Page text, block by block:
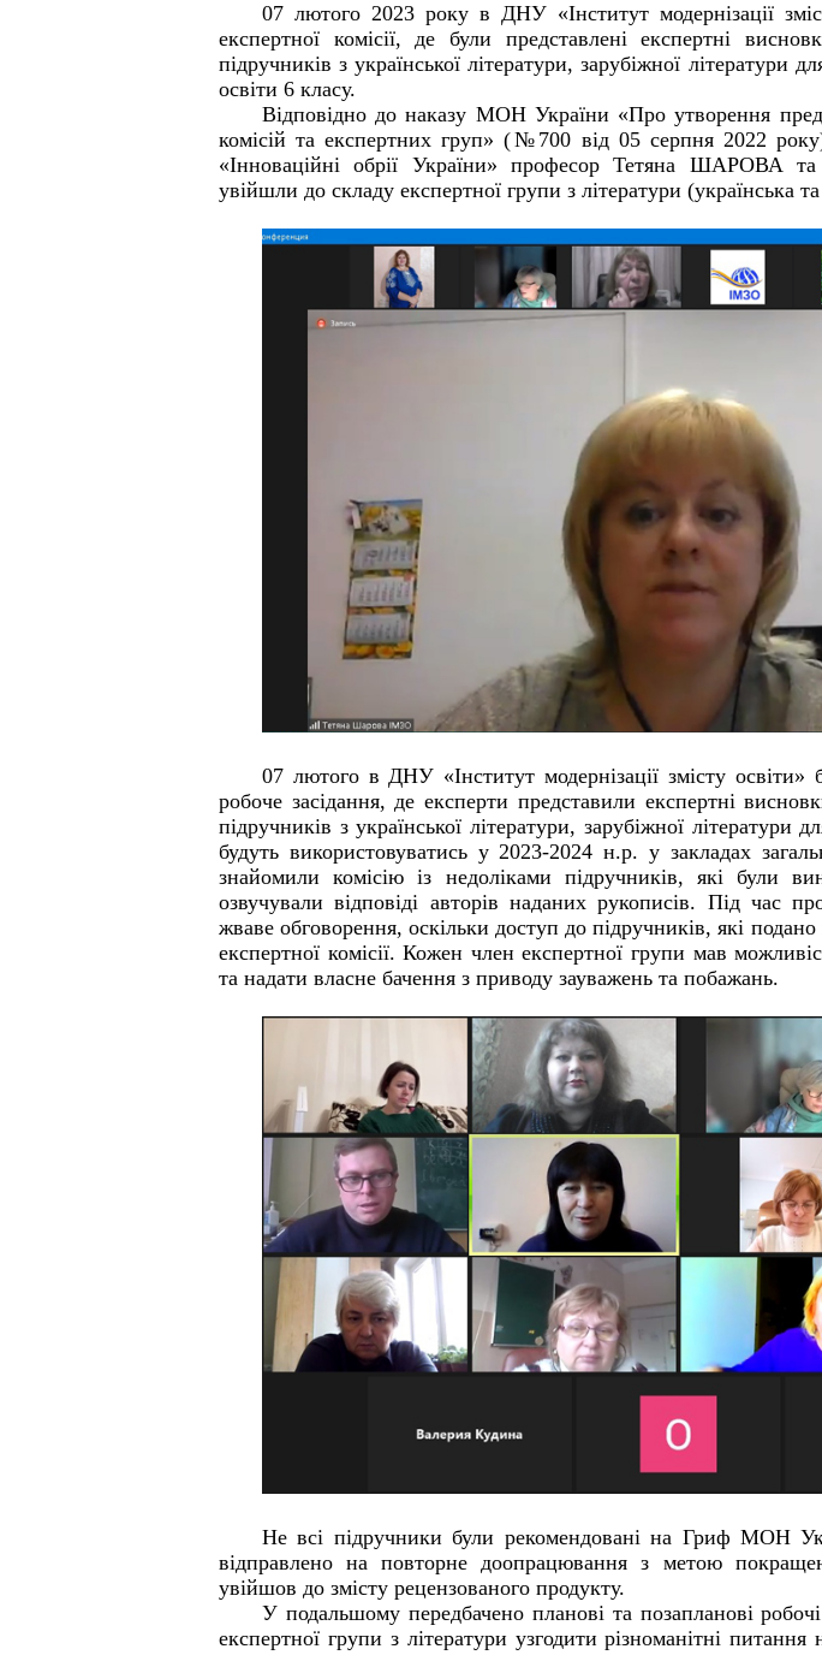
07 лютого 2023 року в ДНУ «Інститут модернізації
експертної комісії, де були представлені експертні
підручників з української літератури, зарубіжної літератури
освіти 6 класу.
Відповідно до наказу МОН України «Про утворення
комісій та експертних груп» (№700 від 05 серпня 2022 року)
«Інноваційні обрії України» професор Тетяна ШАРОВА
увійшли до складу експертної групи з літератури (українська
07 лютого в ДНУ «Інститут модернізації змісту освіти»
робоче засідання, де експерти представили експертні
підручників з української літератури, зарубіжної літератури
будуть використовуватись у 2023-2024 н.р. у закладах
знайомили комісію із недоліками підручників, які були
озвучували відповіді авторів наданих рукописів. Під час
жваве обговорення, оскільки доступ до підручників, які подано
експертної комісії. Кожен член експертної групи мав
та надати власне бачення з приводу зауважень та побажань.
Не всі підручники були рекомендовані на Гриф МОН
відправлено на повторне доопрацювання з метою
увійшов до змісту рецензованого продукту.
У подальшому передбачено планові та позапланові
експертної групи з літератури узгодити різноманітні